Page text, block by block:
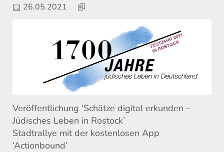
26.05.2021
Veröffentlichung ‘Schätze digital erkunden –
Jüdisches Leben in Rostock’
Stadtrallye mit der kostenlosen App
‘Actionbound’